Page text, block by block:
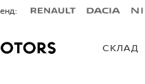
СКЛАД